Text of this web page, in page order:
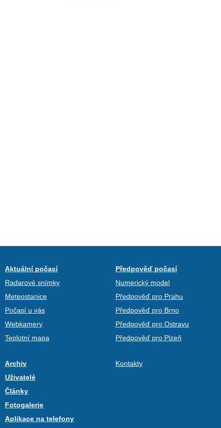
Aktuální počasí
Radarové snímky
Meteostanice
Počasí u vás
Webkamery
Teplotní mapa
Předpověď počasí
Numerický model
Předpověď pro Prahu
Předpověď pro Brno
Předpověď pro Ostravu
Předpověď pro Plzeň
Archiv
Uživatelé
Články
Fotogalerie
Aplikace na telefony
Kontakty